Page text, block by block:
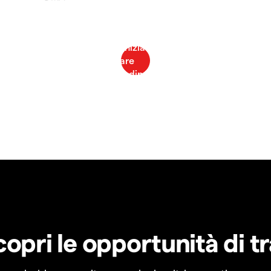
le opportunità di